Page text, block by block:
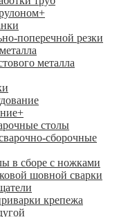
+
поперечной резки
металла
+
столы
сборочные
в сборе с ножками
шовной сварки
крепежа